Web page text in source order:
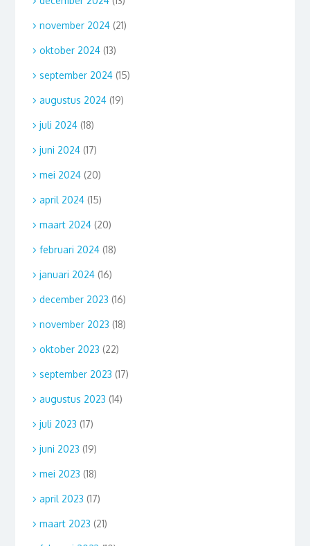
november 2024(21)
oktober 2024(13)
september 2024(15)
augustus 2024(19)
juli 2024(18)
juni 2024(17)
mei 2024(20)
april 2024(15)
maart 2024(20)
februari 2024(18)
januari 2024(16)
december 2023 (16)
november 2023 (18)
oktober 2023 (22)
september 2023 (17)
augustus 2023 (14)
juli 2023 (17)
juni 2023 (19)
mei 2023 (18)
april 2023 (17)
maart 2023 (21)